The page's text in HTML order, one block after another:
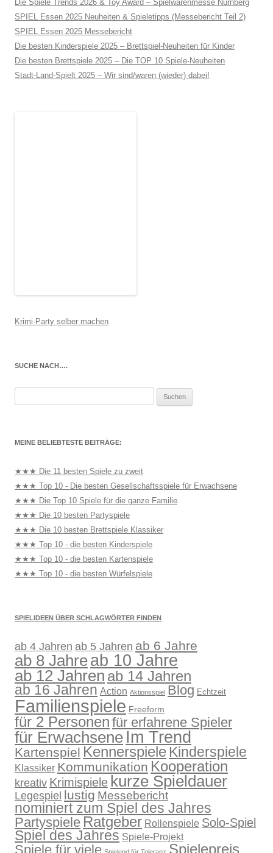
Die Spiele Trends 2026 & Toy Award – Spielwarenmesse Nürnberg
SPIEL Essen 2025 Neuheiten & Spieletipps (Messebericht Teil 2)
SPIEL Essen 2025 Messebericht
Die besten Kinderspiele 2025 – Brettspiel-Neuheiten für Kinder
Die besten Brettspiele 2025 – Die TOP 10 Spiele-Neuheiten
Stadt-Land-Spielt 2025 – Wir sind/waren (wieder) dabei!
Krimi-Party selber machen
SUCHE NACH….
MEINE BELIEBTESTE BEITRÄGE:
★★★ Die 11 besten Spiele zu zweit
★★★ Top 10 - Die besten Gesellschaftsspiele für Erwachsene
★★★ Die Top 10 Spiele für die ganze Familie
★★★ Die 10 besten Partyspiele
★★★ Die 10 besten Brettspiele Klassiker
★★★ Top 10 - die besten Kinderspiele
★★★ Top 10 - die besten Kartenspiele
★★★ Top 10 - die besten Würfelspiele
SPIELIDEEN ÜBER SCHLAGWÖRTER FINDEN
ab 4 Jahren ab 5 Jahren ab 6 Jahre
ab 8 Jahreab 10 Jahre
ab 12 Jahren ab 14 Jahren
ab 16 Jahren Action Aktionsspiel Blog Echtzeit
Familienspiele Freeform
für 2 Personen für erfahrene Spieler
für Erwachsene Im Trend
Kartenspiel Kennerspiele Kinderspiele
Klassiker Kommunikation Kooperation
kreativ Krimispiele kurze Spieldauer
Legespiel lustig Messebericht
nominiert zum Spiel des Jahres
Partyspiele Ratgeber Rollenspiele Solo-Spiel
Spiel des Jahres Spiele-Projekt
Spiele für viele Spielepreis